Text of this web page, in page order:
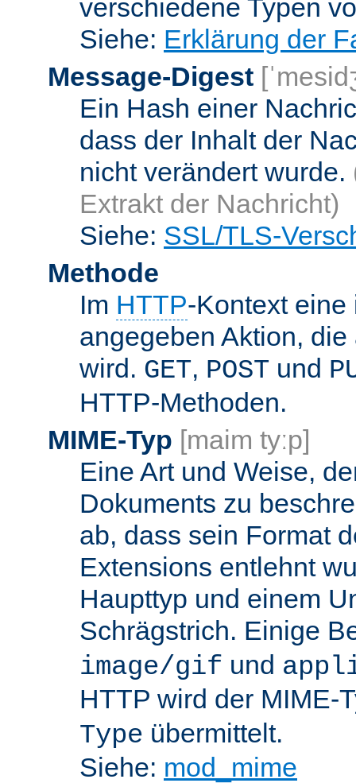
verschiedene Typen
Siehe: Erklärung der
Message-Digest
Ein Hash einer
dass der Inhalt der
nicht verändert wurde.
Extrakt der Nachricht)
Siehe: SSL/TLS-
Methode
Im HTTP-Kontext eine
angegeben Aktion,
wird. GET, POST und
HTTP-Methoden.
MIME-Typ [maim tyːp]
Eine Art und Weise,
Dokuments zu
ab, dass sein Format
Extensions entlehnt
Haupttyp und einem
Schrägstrich. Einige
image/gif und
HTTP wird der MIME-
Type übermittelt.
Siehe: mod_mime